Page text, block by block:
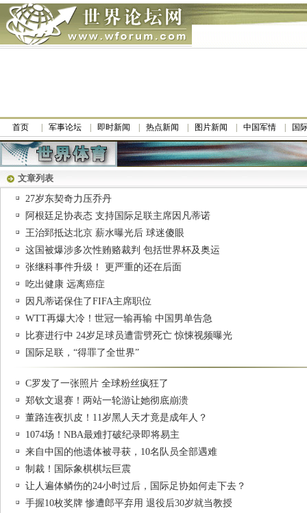
首页 军事论坛 即时新闻 热点新闻 图片新闻 中国军情 国
文章列表
27岁东契奇力压乔丹
阿根廷足协表态 支持国际足联主席因凡蒂诺
王治郅抵达北京 薪水曝光后 球迷傻眼
这国被爆涉多次性贿赂裁判 包括世界杯及奥运
张继科事件升级！ 更严重的还在后面
吃出健康 远离癌症
因凡蒂诺保住了FIFA主席职位
WTT再爆大冷！世冠一输再输 中国男单告急
比赛进行中 24岁足球员遭雷劈死亡 惊悚视频曝光
国际足联，“得罪了全世界”
C罗发了一张照片 全球粉丝疯狂了
郑钦文退赛！两站一轮游让她彻底崩溃
董路连夜扒皮！11岁黑人天才竟是成年人？
1074场！NBA最难打破纪录即将易主
来自中国的他遗体被寻获，10名队员全部遇难
制裁！国际象棋棋坛巨震
让人遍体鳞伤的24小时过后，国际足协如何走下去？
手握10枚奖牌 惨遭郎平弃用 退役后30岁就当教授